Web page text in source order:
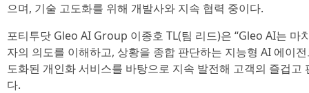
으며, 기술 고도화를 위해 개발사와 지속 협력 중이다.
포티투닷 Gleo AI Group 이종호 TL(팀 리드)은 “Gleo AI는 마
자의 의도를 이해하고, 상황을 종합 판단하는 지능형 AI 에이
도화된 개인화 서비스를 바탕으로 지속 발전해 고객의 즐겁고
다.